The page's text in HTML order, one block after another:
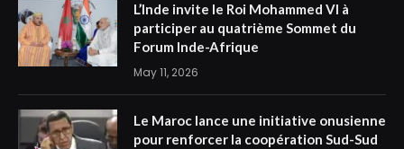
L’Inde invite le Roi Mohammed VI à
participer au quatrième Sommet du
Forum Inde-Afrique
May 11, 2026
Le Maroc lance une initiative onusienne
pour renforcer la coopération Sud-Sud